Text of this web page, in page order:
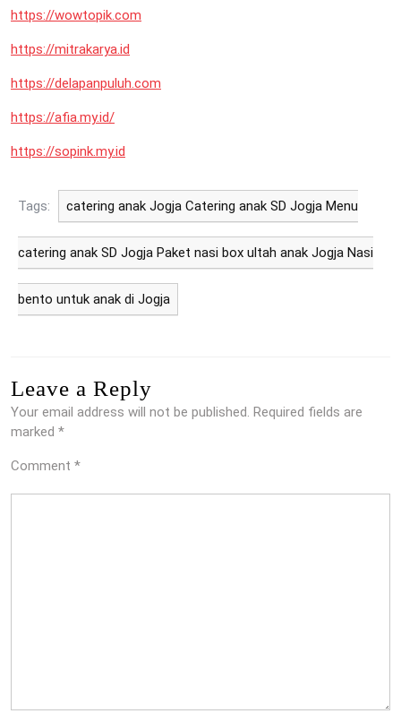
https://wowtopik.com
https://mitrakarya.id
https://delapanpuluh.com
https://afia.my.id/
https://sopink.my.id
Tags: catering anak Jogja Catering anak SD Jogja Menu
catering anak SD Jogja Paket nasi box ultah anak Jogja Nasi
bento untuk anak di Jogja
Leave a Reply
Your email address will not be published. Required fields are
marked *
Comment *